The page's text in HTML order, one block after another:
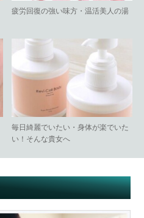
疲労回復の強い味方・温活美人の湯
毎日綺麗でいたい・身体が楽でいた
い！そんな貴女へ